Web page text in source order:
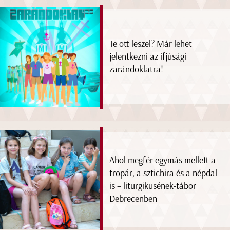
Te ott leszel? Már lehet
jelentkezni az ifjúsági
zarándoklatra!
Ahol megfér egymás mellett a
tropár, a sztichira és a népdal
is – liturgikusének-tábor
Debrecenben